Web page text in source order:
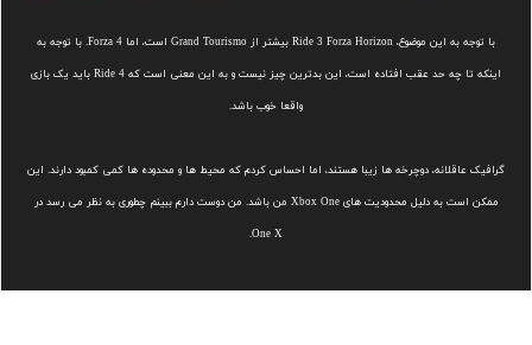
با توجه به این موضوع، Ride 3 Forza Horizon بیشتر از Grand Tourismo است، اما Forza 4. با توجه به
اینکه تا چه حد عقب افتاده است، این بدترین چیز نیست و به این معنی است که Ride 4 باید یک بازی
واقعا خوب باشد.
گرافیک عاقلانه، دوچرخه ها زیبا هستند، اما احساس کردم که محیط ها و محدوده ها کمی کمبود دارند. این
ممکن است به دلیل محدودیت های Xbox One من باشد. من دوست دارم ببینم چطوری به نظر می رسد در
One X.